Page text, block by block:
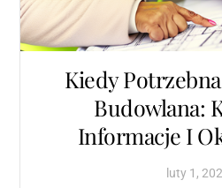
Kiedy
Budowlana:
Informacje I
luty 1 ,